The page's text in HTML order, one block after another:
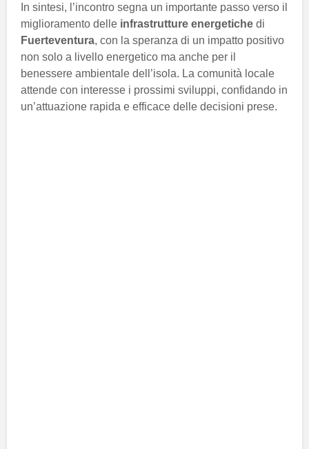
In sintesi, l’incontro segna un importante passo verso il
miglioramento delle infrastrutture energetiche di
Fuerteventura, con la speranza di un impatto positivo
non solo a livello energetico ma anche per il
benessere ambientale dell’isola. La comunità locale
attende con interesse i prossimi sviluppi, confidando in
un’attuazione rapida e efficace delle decisioni prese.